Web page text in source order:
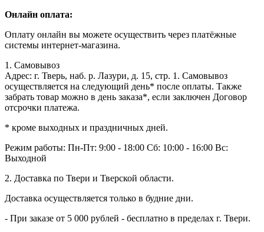
Онлайн оплата:
Оплату онлайн вы можете осуществить через платёжные
системы интернет-магазина.
1. Самовывоз
Адрес: г. Тверь, наб. р. Лазури, д. 15, стр. 1. Самовывоз
осуществляется на следующий день* после оплаты. Также
забрать товар можно в день заказа*, если заключен Договор
отсрочки платежа.
* кроме выходных и праздничных дней.
Режим работы: Пн-Пт: 9:00 - 18:00 Сб: 10:00 - 16:00 Вс:
Выходной
2. Доставка по Твери и Тверской области.
Доставка осуществляется только в будние дни.
- При заказе от 5 000 рублей - бесплатно в пределах г. Твери.